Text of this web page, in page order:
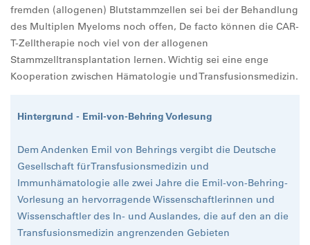
fremden (allogenen) Blutstammzellen sei bei der Behandlung
des Multiplen Myeloms noch offen, De facto können die CAR-
T-Zelltherapie noch viel von der allogenen
Stammzelltransplantation lernen. Wichtig sei eine enge
Kooperation zwischen Hämatologie und Transfusionsmedizin.
Hintergrund - Emil-von-Behring Vorlesung
Dem Andenken Emil von Behrings vergibt die Deutsche
Gesellschaft für Transfusionsmedizin und
Immunhämatologie alle zwei Jahre die Emil-von-Behring-
Vorlesung an hervorragende Wissenschaftlerinnen und
Wissenschaftler des In- und Auslandes, die auf den an die
Transfusionsmedizin angrenzenden Gebieten